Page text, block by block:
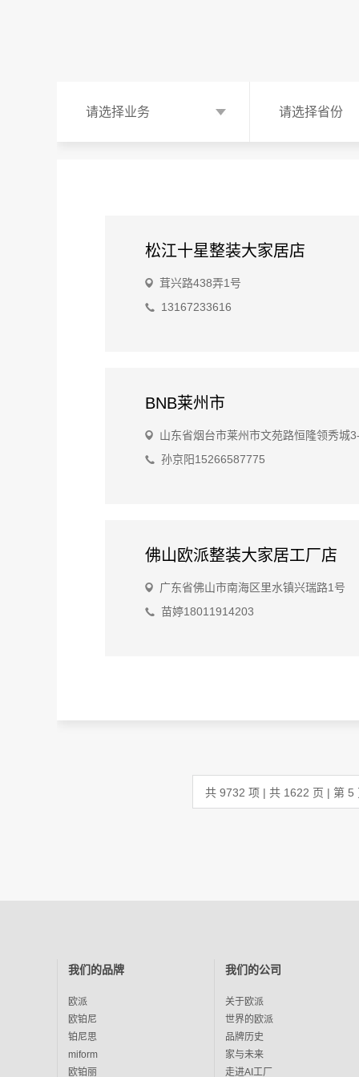
请选择业务 请选择省份
松江十星整装大家居店
茸兴路438弄1号
13167233616
BNB莱州市
山东省烟台市莱州市文苑路恒隆领秀城
孙京阳15266587775
佛山欧派整装大家居工厂店
广东省佛山市南海区里水镇兴瑞路1号
苗婷18011914203
共 9732 项 | 共 1622 页 | 第 5
我们的品牌
欧派
欧铂尼
铂尼思
miform
欧铂丽
我们的公司
关于欧派
世界的欧派
品牌历史
家与未来
走进AI工厂